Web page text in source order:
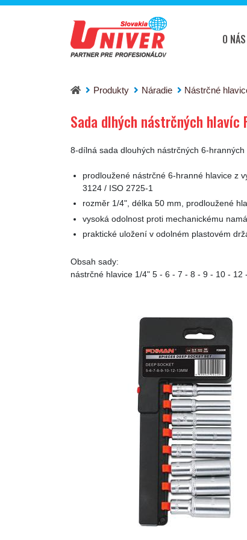
O NÁS
Produkty Náradie Nástrčné
Sada dlhých nástrčných hlavíc FIXMAN
Sada dlhých nástrčných hlavíc
8-dílná sada dlouhých nástrčných 6-hranných
prodloužené nástrčné 6-hranné hlavice z
3124 / ISO 2725-1
rozměr 1/4", délka 50 mm, prodloužené
vysoká odolnost proti mechanickému
praktické uložení v odolném plastovém
Obsah sady:
nástrčné hlavice 1/4" 5 - 6 - 7 - 8 - 9 - 10 - 12